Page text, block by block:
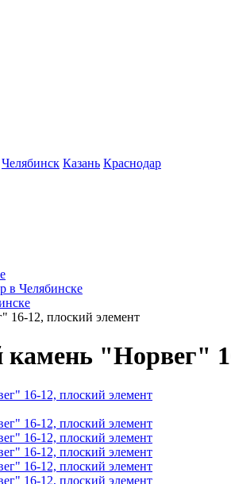
Челябинск Казань Краснодар
в Челябинске
16-12, плоский элемент
"Норвег"